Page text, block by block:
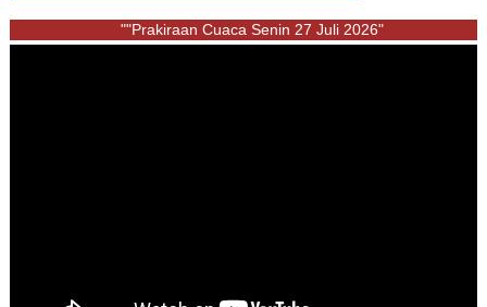
""Prakiraan Cuaca Senin 27 Juli 2026"